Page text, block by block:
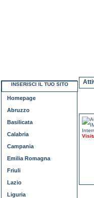
INSERISCI IL TUO SITO
Homepage
Abruzzo
Basilicata
Calabria
Campania
Emilia Romagna
Friuli
Lazio
Liguria